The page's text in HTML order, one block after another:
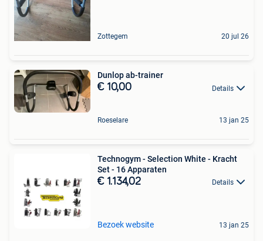
Zottegem 20 jul 26
Dunlop ab-trainer
€ 10,00 Details
Roeselare 13 jan 25
Technogym - Selection White - Kracht
Set - 16 Apparaten
€ 1.134,02 Details
Bezoek website 13 jan 25